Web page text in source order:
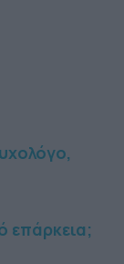
επάρκεια;